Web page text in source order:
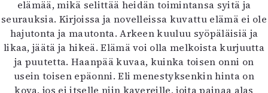
elämää, mikä selittää heidän toimintansa syitä ja
seurauksia. Kirjoissa ja novelleissa kuvattu elämä ei ole
hajutonta ja mautonta. Arkeen kuuluu syöpäläisiä ja
likaa, jäätä ja hikeä. Elämä voi olla melkoista kurjuutta
ja puutetta. Haanpää kuvaa, kuinka toisen onni on
usein toisen epäonni. Eli menestyksenkin hinta on
kova, jos ei itselle niin kavereille, joita painaa alas